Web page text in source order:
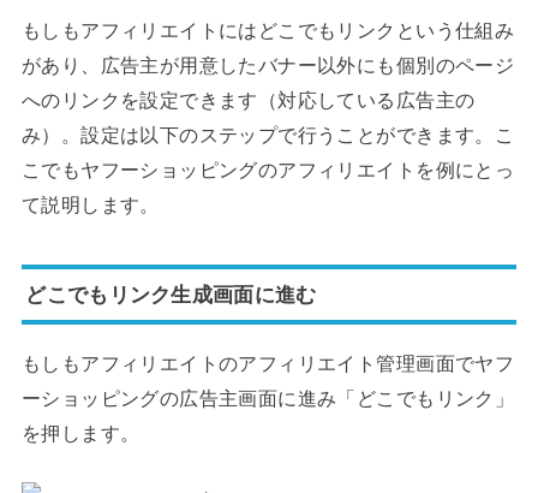
もしもアフィリエイトにはどこでもリンクという仕組み
があり、広告主が用意したバナー以外にも個別のページ
へのリンクを設定できます（対応している広告主の
み）。設定は以下のステップで行うことができます。こ
こでもヤフーショッピングのアフィリエイトを例にとっ
て説明します。
どこでもリンク生成画面に進む
もしもアフィリエイトのアフィリエイト管理画面でヤフ
ーショッピングの広告主画面に進み「どこでもリンク」
を押します。